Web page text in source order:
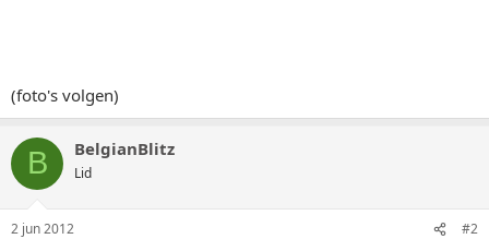
(foto's volgen)
B BelgianBlitz
Lid
2 jun 2012 #2